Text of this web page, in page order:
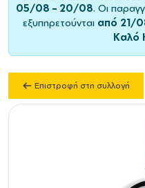
05/08 – 20/08. Οι
εξυπηρετούνται από 21/
Καλό
Επιστροφή στη συλλογή